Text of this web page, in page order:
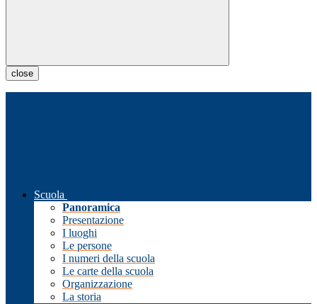
close
Scuola
Panoramica
Presentazione
I luoghi
Le persone
I numeri della scuola
Le carte della scuola
Organizzazione
La storia